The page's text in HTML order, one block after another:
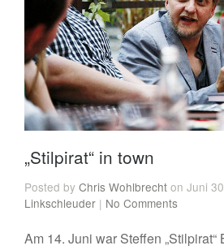
„Stilpirat“ in town
Posted by Chris Wohlbrecht on Juni
Linkschleuder | No Comments
Am 14. Juni war Steffen „Stilpirat“